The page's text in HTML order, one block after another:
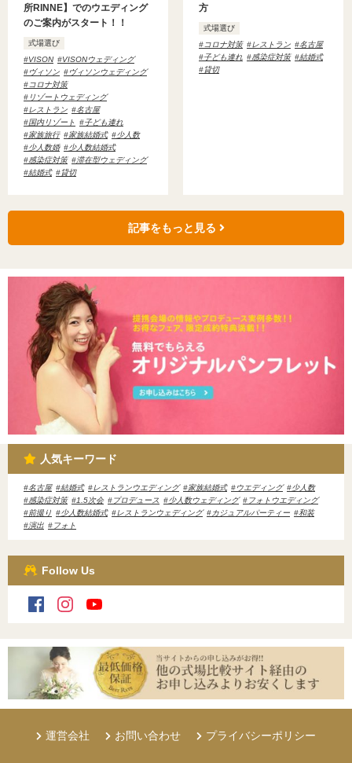
所RINNE】でのウエディング
のご案内がスタート！！
式場選び
VISON
VISONウェディング
ヴィソン
ヴィソンウェディング
コロナ対策
リゾートウェディング
レストラン
名古屋
国内リゾート
子ども連れ
家族旅行
家族結婚式
少人数
少人数婚
少人数結婚式
感染症対策
滞在型ウェディング
結婚式
貸切
方
式場選び
コロナ対策
レストラン
名古屋
子ども連れ
感染症対策
結婚式
貸切
記事をもっと見る
人気キーワード
名古屋 結婚式 レストランウエディング 家族結婚式 ウエディング
少人数
感染症対策
1.5次会 プロデュース 少人数ウェディング
フォトウエディング
前撮り
少人数結婚式 レストランウェディング カジュアルパーティー
和装
演出
フォト
Follow Us
運営会社 お問い合わせ プライバシーポリシー